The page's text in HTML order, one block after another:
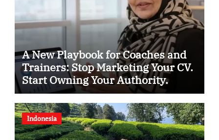
A New Playbook for Coaches and
Trainers: Stop Marketing Your CV.
Start Owning Your Authority.
Indonesia